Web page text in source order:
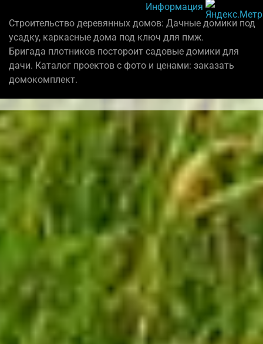
Информация
Строительство деревянных домов: Дачные домики под
усадку, каркасные дома под ключ для пмж.
Бригада плотников постороит садовые домики для
дачи. Каталог проектов с фото и ценами: заказать
домокомплект.